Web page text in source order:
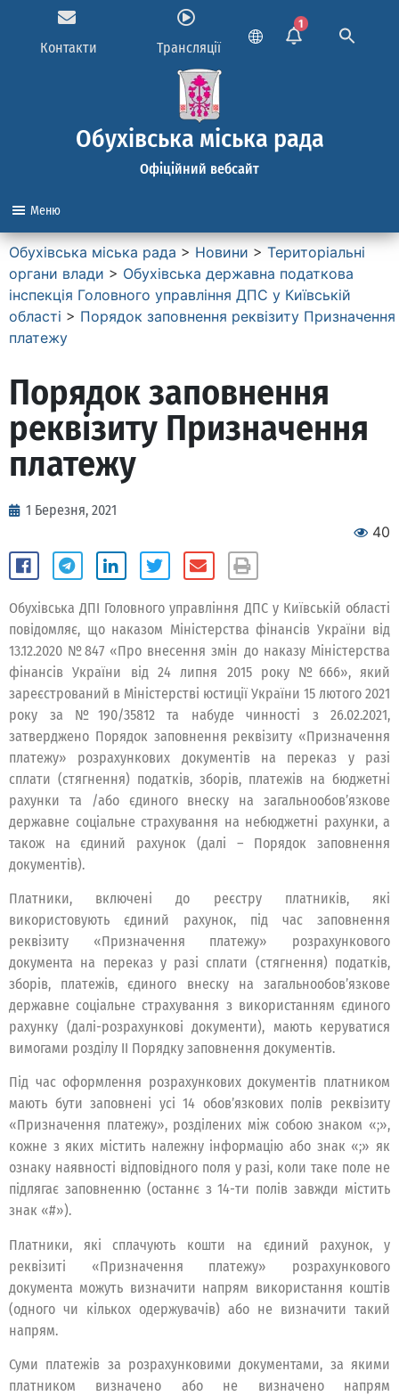
Контакти Трансляції
1
Обухівська міська рада
Офіційний вебсайт
Меню
Обухівська міська рада > Новини > Територіальні
органи влади > Обухівська державна податкова
інспекція Головного управління ДПС у Київській
області > Порядок заповнення реквізиту Призначення
платежу
Порядок заповнення
реквізиту Призначення
платежу
1 Березня, 2021
40
Обухівська ДПІ Головного управління ДПС у Київській області
повідомляє, що наказом Міністерства фінансів України від
13.12.2020 №847 «Про внесення змін до наказу Міністерства
фінансів України від 24 липня 2015 року №666», який
зареєстрований в Міністерстві юстиції України 15 лютого 2021
року за №190/35812 та набуде чинності з 26.02.2021,
затверджено Порядок заповнення реквізиту «Призначення
платежу» розрахункових документів на переказ у разі
сплати (стягнення) податків, зборів, платежів на бюджетні
рахунки та /або єдиного внеску на загальнообов’язкове
державне соціальне страхування на небюджетні рахунки, а
також на єдиний рахунок (далі – Порядок заповнення
документів).
Платники, включені до реєстру платників, які
використовують єдиний рахунок, під час заповнення
реквізиту «Призначення платежу» розрахункового
документа на переказ у разі сплати (стягнення) податків,
зборів, платежів, єдиного внеску на загальнообов’язкове
державне соціальне страхування з використанням єдиного
рахунку (далі-розрахункові документи), мають керуватися
вимогами розділу ІІ Порядку заповнення документів.
Під час оформлення розрахункових документів платником
мають бути заповнені усі 14 обов’язкових полів реквізиту
«Призначення платежу», розділених між собою знаком «;»,
кожне з яких містить належну інформацію або знак «;» як
ознаку наявності відповідного поля у разі, коли таке поле не
підлягає заповненню (останнє з 14-ти полів завжди містить
знак «#»).
Платники, які сплачують кошти на єдиний рахунок, у
реквізиті «Призначення платежу» розрахункового
документа можуть визначити напрям використання коштів
(одного чи кількох одержувачів) або не визначити такий
напрям.
Суми платежів за розрахунковими документами, за якими
платником визначено або не визначено напрям